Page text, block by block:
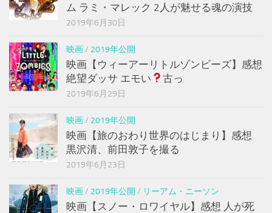
ム ラミ・マレック 2人が魅せる魂の演技
2019年6月30日
映画/ 2019年公開
映画【ウィーアーリトルゾンビーズ】感想
絶望ダッサ エモい
古っ
2019年6月29日
映画/ 2019年公開
映画【旅のおわり世界のはじまり】感想
黒沢清、前田敦子を撮る
2019年6月23日
映画/ 2019年公開 / リーアム・ニーソン
映画【スノー・ロワイヤル】感想 人が死